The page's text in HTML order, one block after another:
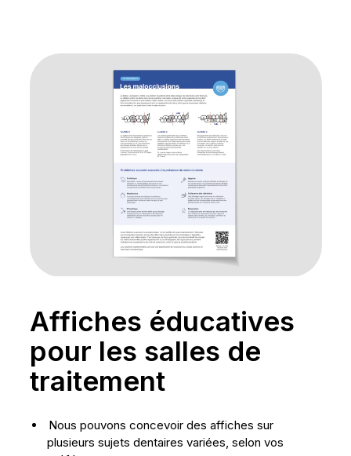
Affiches éducatives
pour les salles de
traitement
Nous pouvons concevoir des affiches sur
plusieurs sujets dentaires variées, selon vos